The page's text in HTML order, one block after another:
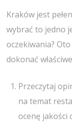
Kraków jest
wybrać to jedno
oczekiwania?
dokonać
Przeczytaj
na temat
ocenę jakości